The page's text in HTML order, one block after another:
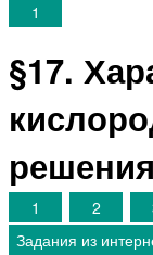
1
§17.
решения
1 2
Задания из